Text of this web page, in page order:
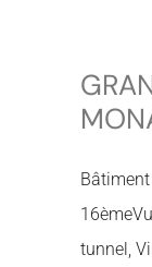
tunnel,